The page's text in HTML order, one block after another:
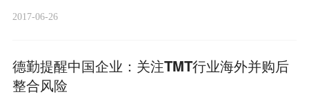
2017-06-26
德勤提醒中国企业：关注TMT行业海外并购后
整合风险